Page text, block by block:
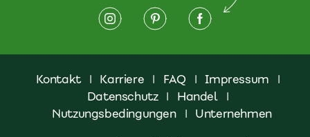
Kontakt | Karriere | FAQ | Impressum
|
Datenschutz | Handel
|
Nutzungsbedingungen
| Unternehmen